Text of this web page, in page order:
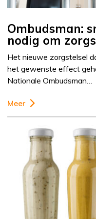
Ombudsman:
nodig om
Het nieuwe zorgstelsel
het gewenste effect
Nationale Ombudsman…
Meer